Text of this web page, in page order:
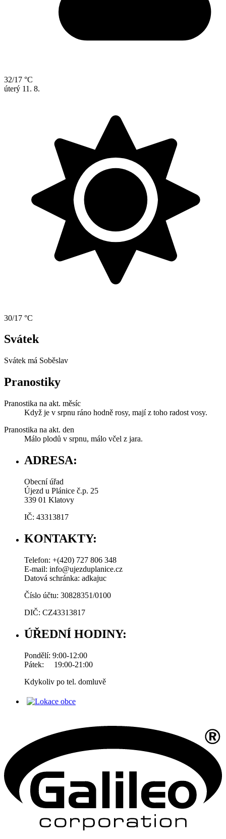
32/17 °C
úterý 11. 8.
30/17 °C
Svátek
Svátek má Soběslav
Pranostiky
Pranostika na akt. měsíc
Když je v srpnu ráno hodně rosy, mají z toho radost vosy.
Pranostika na akt. den
Málo plodů v srpnu, málo včel z jara.
ADRESA:
Obecní úřad
Újezd u Plánice č.p. 25
339 01 Klatovy
IČ: 43313817
KONTAKTY:
Telefon: +(420) 727 806 348
E-mail: info@ujezduplanice.cz
Datová schránka: adkajuc
Číslo účtu: 30828351/0100
DIČ: CZ43313817
ÚŘEDNÍ HODINY:
Pondělí: 9:00-12:00
Pátek: 19:00-21:00
Kdykoliv po tel. domluvě